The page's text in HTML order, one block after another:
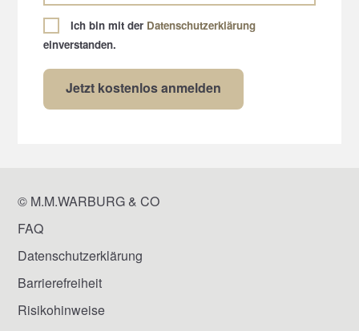
Ich bin mit der Datenschutzerklärung
einverstanden.
© M.M.WARBURG & CO
FAQ
Datenschutzerklärung
Barrierefreiheit
Risikohinweise